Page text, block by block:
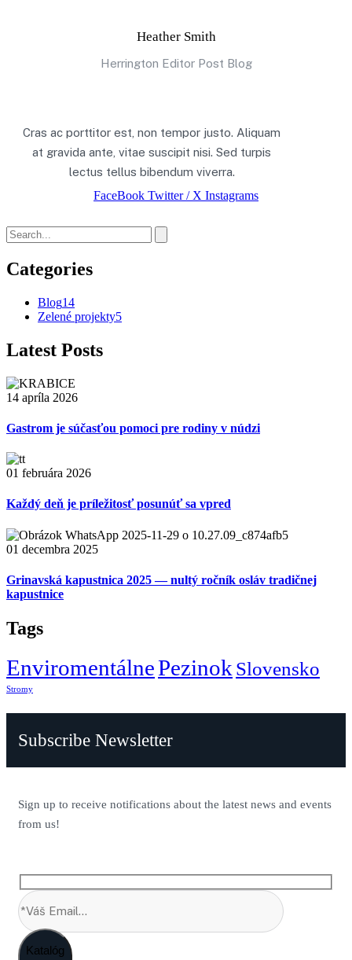
Heather Smith
Herrington Editor Post Blog
Cras ac porttitor est, non tempor justo. Aliquam
at gravida ante, vitae suscipit nisi. Sed turpis
lectus tellus bibendum viverra.
FaceBook Twitter / X Instagrams
Categories
Blog14
Zelené projekty5
Latest Posts
14 apríla 2026
Gastrom je súčasťou pomoci pre rodiny v núdzi
01 februára 2026
Každý deň je príležitosť posunúť sa vpred
01 decembra 2025
Grinavská kapustnica 2025 — nultý ročník osláv tradičnej
kapustnice
Tags
EnviromentálnePezinok Slovensko
Stromy
Subscribe Newsletter
Sign up to receive notifications about the latest news and events
from us!